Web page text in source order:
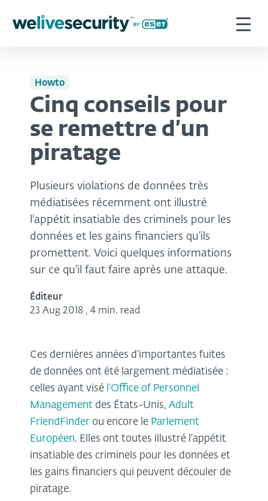
Howto
Cinq conseils pour
se remettre d’un
piratage
Plusieurs violations de données très
médiatisées récemment ont illustré
l'appétit insatiable des criminels pour les
données et les gains financiers qu’ils
promettent. Voici quelques informations
sur ce qu'il faut faire après une attaque.
Éditeur
23 Aug 2018 , 4 min. read
Ces dernières années d’importantes fuites
de données ont été largement médiatisée :
celles ayant visé l’Office of Personnel
Management des États-Unis, Adult
FriendFinder ou encore le Parlement
Européen. Elles ont toutes illustré l'appétit
insatiable des criminels pour les données et
les gains financiers qui peuvent découler de
piratage.